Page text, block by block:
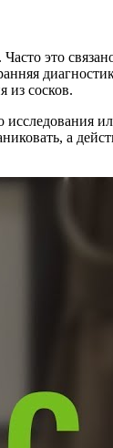
это
из сосков.
а